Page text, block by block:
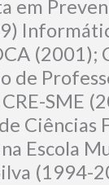
em
(2001);
de
CRE-SME
Ciências
Escola
(1994-